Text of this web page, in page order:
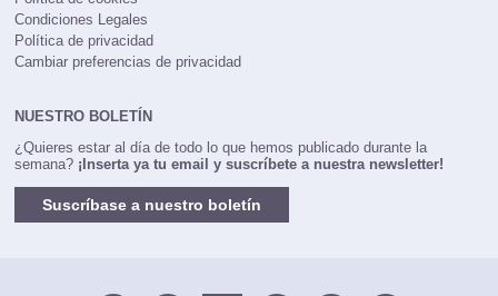
Política de cookies
Condiciones Legales
Política de privacidad
¿Quieres estar al día de todo lo que hemos publicado durante la
Suscríbase a nuestro boletín